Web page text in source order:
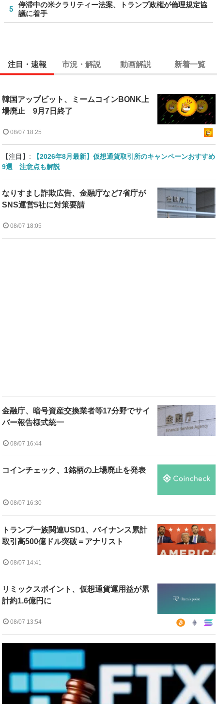
5
停滞中の米クラリティー法案、トランプ政権が倫理規定協
議に着手
注目・速報 市況・解説 動画解説 新着一覧
韓国アップビット、ミームコインBONK上
場廃止 9月7日終了
08/07 18:25
【注目】:
【2026年8月最新】仮想通貨取引所のキャンペーンおすすめ
9選 注意点も解説
なりすまし詐欺広告、金融庁など7省庁が
SNS運営5社に対策要請
08/07 18:05
金融庁、暗号資産交換業者等17分野でサイ
バー報告様式統一
08/07 16:44
コインチェック、1銘柄の上場廃止を発表
08/07 16:30
トランプ一族関連USD1、バイナンス累計
取引高500億ドル突破＝アナリスト
08/07 14:41
リミックスポイント、仮想通貨運用益が累
計約1.6億円に
08/07 13:54